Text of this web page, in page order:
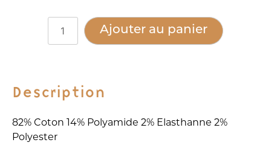
BERTHE
Grands
Pieds
Ajouter au panier
Alternative:
Description
82% Coton 14% Polyamide 2% Elasthanne 2%
Polyester